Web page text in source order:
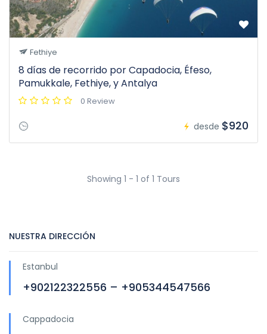
Fethiye
8 días de recorrido por Capadocia, Éfeso,
Pamukkale, Fethiye, y Antalya
0 Review
desde $920
Showing 1 - 1 of 1 Tours
NUESTRA DIRECCIÓN
Estanbul
+902122322556 – +905344547566
Cappadocia